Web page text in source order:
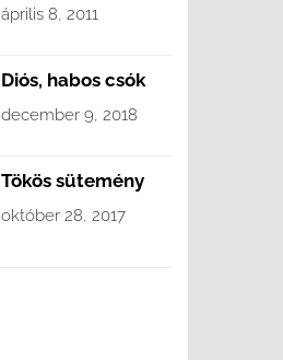
április 8, 2011
Diós, habos csók
december 9, 2018
Tökös sütemény
október 28, 2017